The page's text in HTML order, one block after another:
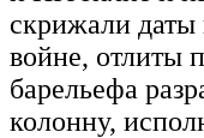
скрижали даты
войне, отлиты
барельефа
колонну,